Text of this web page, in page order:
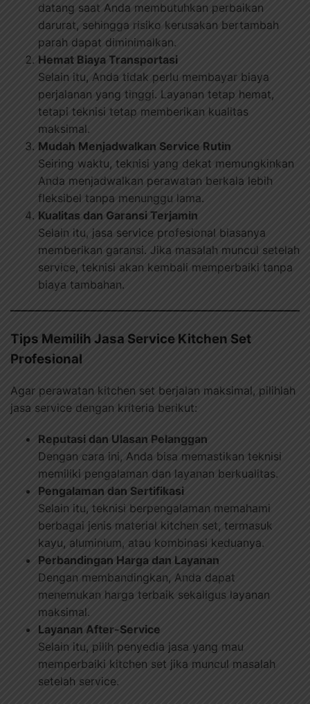
datang saat Anda membutuhkan perbaikan
darurat, sehingga risiko kerusakan bertambah
parah dapat diminimalkan.
Hemat Biaya Transportasi
Selain itu, Anda tidak perlu membayar biaya
perjalanan yang tinggi. Layanan tetap hemat,
tetapi teknisi tetap memberikan kualitas
maksimal.
Mudah Menjadwalkan Service Rutin
Seiring waktu, teknisi yang dekat memungkinkan
Anda menjadwalkan perawatan berkala lebih
fleksibel tanpa menunggu lama.
Kualitas dan Garansi Terjamin
Selain itu, jasa service profesional biasanya
memberikan garansi. Jika masalah muncul setelah
service, teknisi akan kembali memperbaiki tanpa
biaya tambahan.
Tips Memilih Jasa Service Kitchen Set
Profesional
Agar perawatan kitchen set berjalan maksimal, pilihlah
jasa service dengan kriteria berikut:
Reputasi dan Ulasan Pelanggan
Dengan cara ini, Anda bisa memastikan teknisi
memiliki pengalaman dan layanan berkualitas.
Pengalaman dan Sertifikasi
Selain itu, teknisi berpengalaman memahami
berbagai jenis material kitchen set, termasuk
kayu, aluminium, atau kombinasi keduanya.
Perbandingan Harga dan Layanan
Dengan membandingkan, Anda dapat
menemukan harga terbaik sekaligus layanan
maksimal.
Layanan After-Service
Selain itu, pilih penyedia jasa yang mau
memperbaiki kitchen set jika muncul masalah
setelah service.